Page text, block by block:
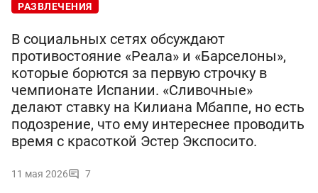
РАЗВЛЕЧЕНИЯ
В социальных сетях обсуждают
противостояние «Реала» и «Барселоны»,
которые борются за первую строчку в
чемпионате Испании. «Сливочные»
делают ставку на Килиана Мбаппе, но есть
подозрение, что ему интереснее проводить
время с красоткой Эстер Экспосито.
11 мая 2026 7